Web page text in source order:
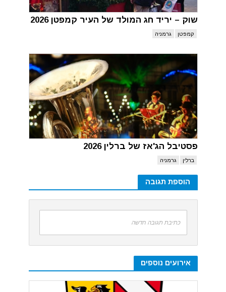
שוק – יריד חג המולד של העיר קמפטן 2026
קמפטן גרמניה
פסטיבל הג'אז של ברלין 2026
ברלין גרמניה
הוספת תגובה
כתיבת תגובה חדשה
אירועים נוספים